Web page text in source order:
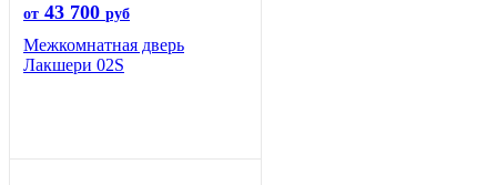
от 43 700 руб
Межкомнатная дверь
Лакшери 02S